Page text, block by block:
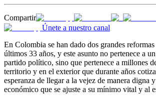
Compartir
Únete a nuestro canal
En Colombia se han dado dos grandes
últimos 33 años, y este asunto no pertenece a
partido político, sino que pertenece a millones
territorio y en el exterior que durante años
esperanza de llegar a la vejez de manera digna
económico que se ajuste a su mínimo vital y al